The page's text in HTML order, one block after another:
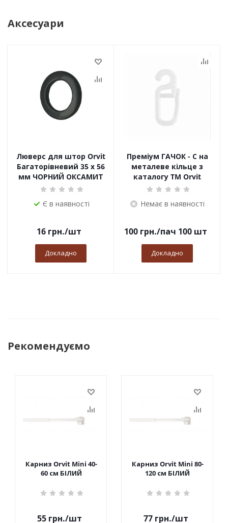
Аксесуари
Люверс для штор Orvit
Багаторівневий 35 х 56
мм ЧОРНИЙ ОКСАМИТ
Є в наявності
16 грн./шт
Докладно
Преміум ГАЧОК - С на
металеве кільце з
каталогу TM Orvit
Немає в наявності
100грн./пач 100 шт
Докладно
Рекомендуємо
Карниз Orvit Mini 40-
60 см БІЛИЙ
55грн./шт
Карниз Orvit Mini 80-
120 см БІЛИЙ
77грн./шт